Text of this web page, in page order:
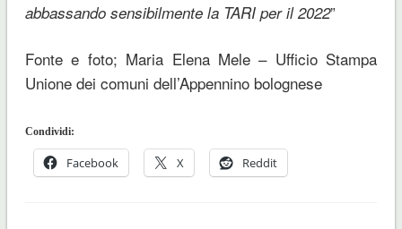
abbassando sensibilmente la TARI per il 2022”
Fonte e foto; Maria Elena Mele – Ufficio Stampa
Unione dei comuni dell’Appennino bolognese
Condividi:
Facebook X Reddit